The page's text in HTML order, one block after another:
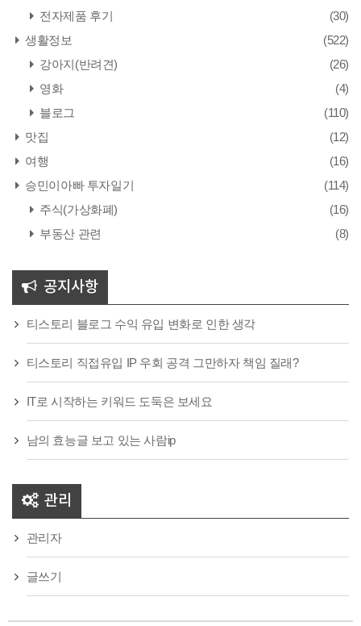
전자제품 후기
(30)
생활정보
(522)
강아지(반려견)
(26)
영화
(4)
블로그
(110)
맛집
(12)
여행
(16)
승민이아빠 투자일기
(114)
주식(가상화폐)
(16)
부동산 관련
(8)
공지사항
티스토리 블로그 수익 유입 변화로 인한 생각
티스토리 직접유입 IP 우회 공격 그만하자 책임 질래?
IT로 시작하는 키워드 도둑은 보세요
남의 효능글 보고 있는 사람ip
관리
관리자
글쓰기